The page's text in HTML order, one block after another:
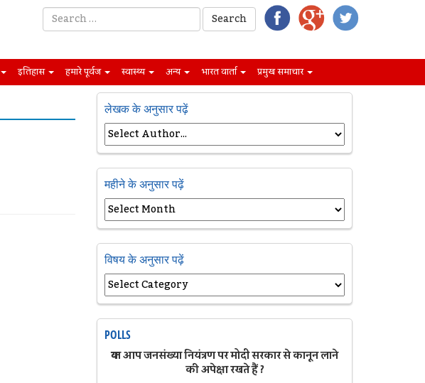
इतिहास हमारे पूर्वज स्वास्थ्य अन्य भारत वार्ता प्रमुख समाचार
लेखक के अनुसार पढ़ें
महीने के अनुसार पढ़ें
विषय के अनुसार पढ़ें
POLLS
क्या आप जनसंख्या नियंत्रण पर मोदी सरकार से कानून लाने
की अपेक्षा रखते हैं ?